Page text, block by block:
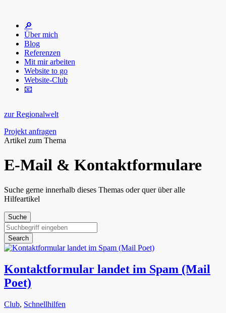
🔎
Über mich
Blog
Referenzen
Mit mir arbeiten
Website to go
Website-Club
📧
zur Regionalwelt
Projekt anfragen
Artikel zum Thema
E-Mail & Kontaktformulare
Suche gerne innerhalb dieses Themas oder quer über alle
Hilfeartikel
Suchen
nach:
Search
Kontaktformular landet im Spam (Mail
Poet)
Club, Schnellhilfen